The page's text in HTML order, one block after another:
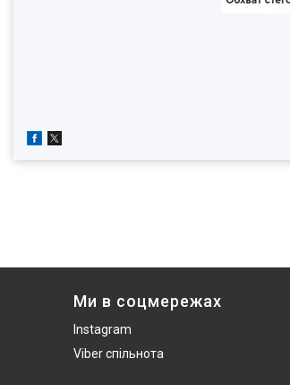
Ми в соцмережах
Instagram
Viber спільнота